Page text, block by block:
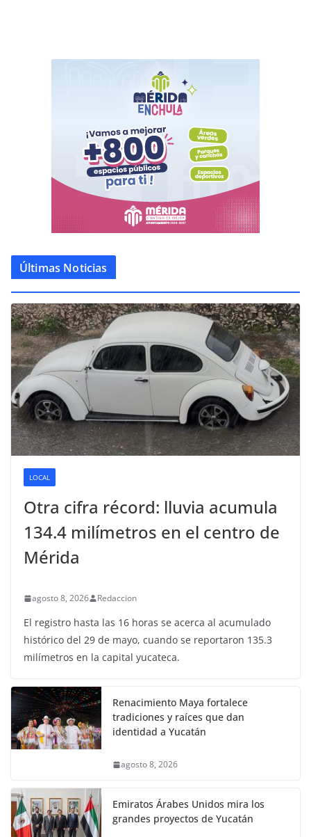
Últimas Noticias
LOCAL
Otra cifra récord: lluvia acumula
134.4 milímetros en el centro de
Mérida
agosto 8, 2026 Redaccion
El registro hasta las 16 horas se acerca al acumulado
histórico del 29 de mayo, cuando se reportaron 135.3
milímetros en la capital yucateca.
Renacimiento Maya fortalece
tradiciones y raíces que dan
identidad a Yucatán
agosto 8, 2026
Emiratos Árabes Unidos mira los
grandes proyectos de Yucatán